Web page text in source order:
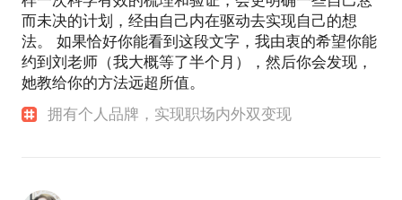
而未决的计划，经由自己内在驱动去实现自己的想
法。 如果恰好你能看到这段文字，我由衷的希望你能
约到刘老师（我大概等了半个月），然后你会发现，
她教给你的方法远超所值。
拥有个人品牌，实现职场内外双变现